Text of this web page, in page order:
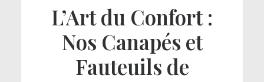
L’Art du Confort :
Nos Canapés et
Fauteuils de